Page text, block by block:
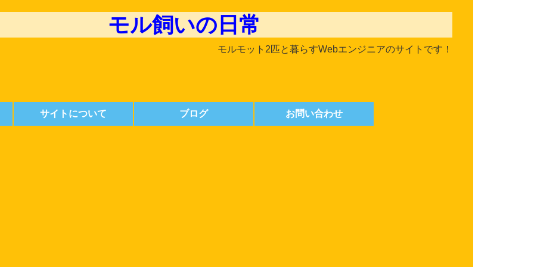
モル飼いの日常
モルモット2匹と暮らすWebエンジニアのサイトです！
サイトについて ブログ お問い合わせ